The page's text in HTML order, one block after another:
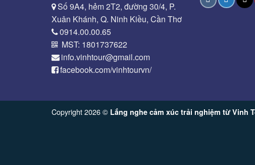
Số 9A4, hẻm 2T2, đường 30/4, P.
Xuân Khánh, Q. Ninh Kiều, Cần Thơ
0914.00.00.65
MST: 1801737622
info.vinhtour@gmail.com
facebook.com/vinhtourvn/
Copyright 2026 © Lắng nghe cảm xúc trải nghiệm từ Vinh